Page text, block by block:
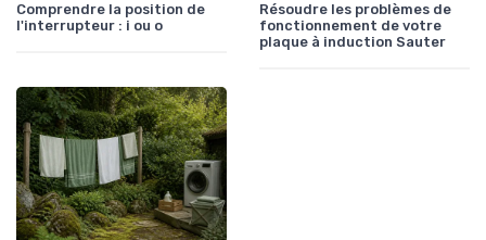
Comprendre la position de
l'interrupteur : i ou o
Résoudre les problèmes de
fonctionnement de votre
plaque à induction Sauter